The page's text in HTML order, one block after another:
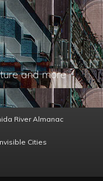
and more
River Almanac
Cities